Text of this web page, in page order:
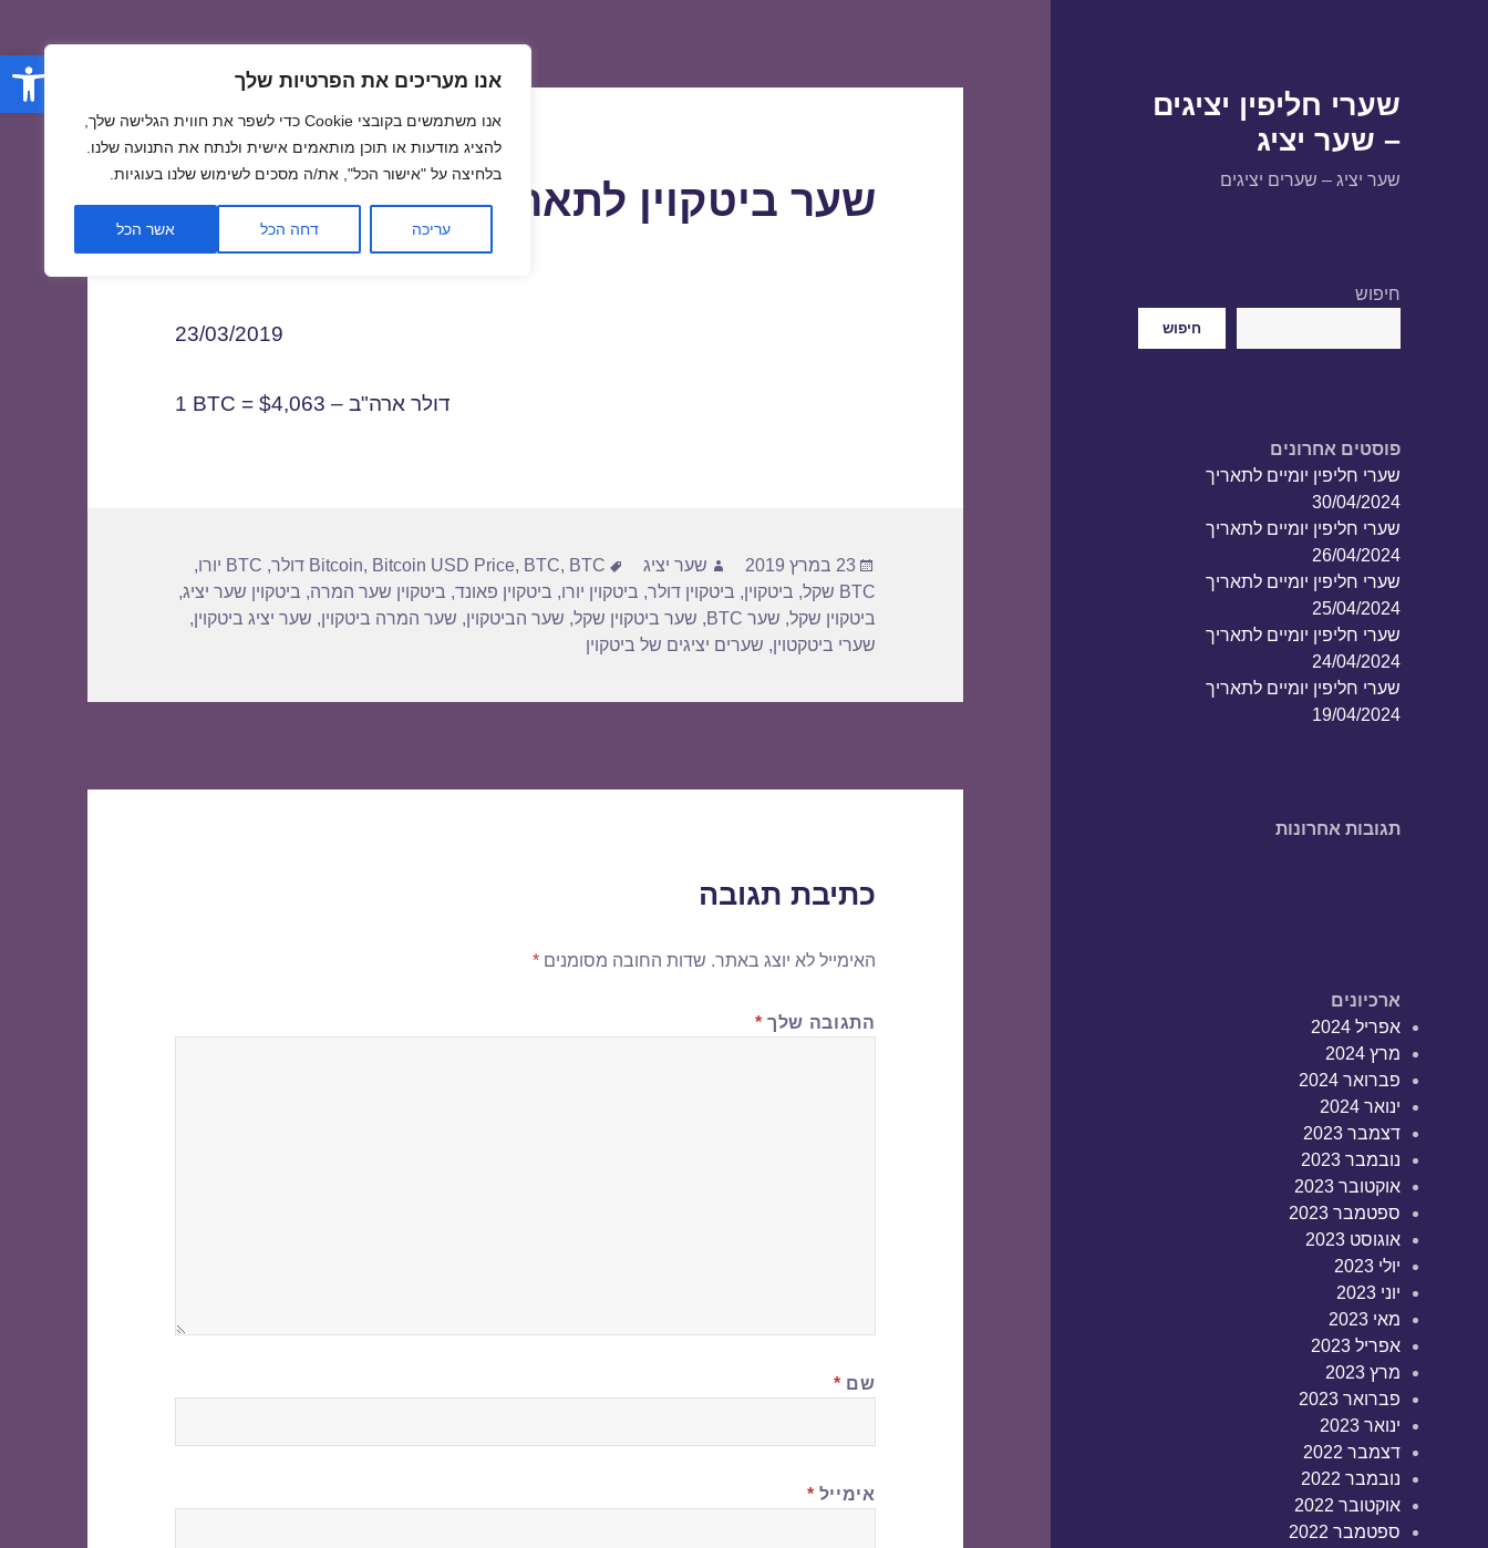
פתח אנו מעריכים את הפרטיות שלך
אנו משתמשים בקובצי Cookie כדי לשפר את חווית הגלישה שלך,
להציג מודעות או תוכן מותאמים אישית ולנתח את התנועה שלנו.
בלחיצה על "אישור הכל", את/ה מסכים לשימוש שלנו בעוגיות.
עריכה דחה הכל אשר הכל
שערי חליפין יציגים
– שער יציג
שער יציג – שערים יציגים
חיפוש
חיפוש
פוסטים אחרונים
שערי חליפין יומיים לתאריך
30/04/2024
שערי חליפין יומיים לתאריך
26/04/2024
שערי חליפין יומיים לתאריך
25/04/2024
שערי חליפין יומיים לתאריך
24/04/2024
שערי חליפין יומיים לתאריך
19/04/2024
תגובות אחרונות
ארכיונים
אפריל 2024
מרץ 2024
פברואר 2024
ינואר 2024
דצמבר 2023
נובמבר 2023
אוקטובר 2023
ספטמבר 2023
אוגוסט 2023
יולי 2023
יוני 2023
מאי 2023
אפריל 2023
מרץ 2023
פברואר 2023
ינואר 2023
דצמבר 2022
נובמבר 2022
אוקטובר 2022
ספטמבר 2022
שער ביטקוין לתאריך 23/03/2019
23/03/2019
1 BTC = $4,063 – דולר ארה"ב
פורסם
בתאריך
23 במרץ 2019 מחבר
שער יציג תגיות Bitcoin, Bitcoin USD Price, BTC, BTC דולר , BTC יורו
,
BTC שקל
, ביטקוין, ביטקוין דולר, ביטקוין יורו, ביטקוין פאונד, ביטקוין שער המרה, ביטקוין שער יציג,
ביטקוין שקל, שער BTC , שער ביטקוין שקל, שער הביטקוין, שער המרה ביטקוין, שער יציג ביטקוין,
שערי ביטקטוין, שערים יציגים של ביטקוין
כתיבת תגובה
האימייל לא יוצג באתר. שדות החובה מסומנים*
התגובה שלך *
שם *
אימייל *